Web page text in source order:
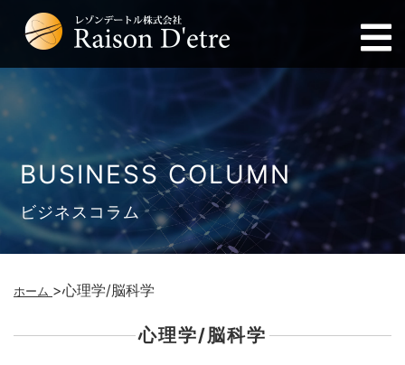
BUSINESS COLUMN
ビジネスコラム
ホーム >心理学/脳科学
心理学/脳科学